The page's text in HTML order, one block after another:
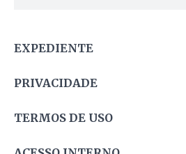
EXPEDIENTE
PRIVACIDADE
TERMOS DE USO